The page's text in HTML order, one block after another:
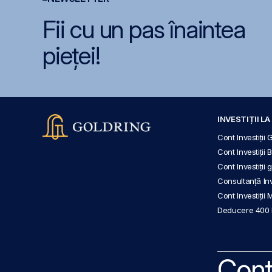
Fii cu un pas înaintea
pieței!
INVESTIȚII LA
Cont Investiții
Cont Investiții
Cont Investiții
Consultanță
Cont Investiții
Deducere 400